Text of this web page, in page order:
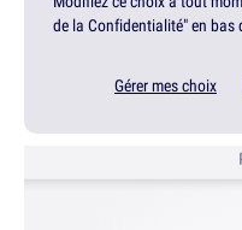
de la Confidentialité" en bas
Gérer mes choix